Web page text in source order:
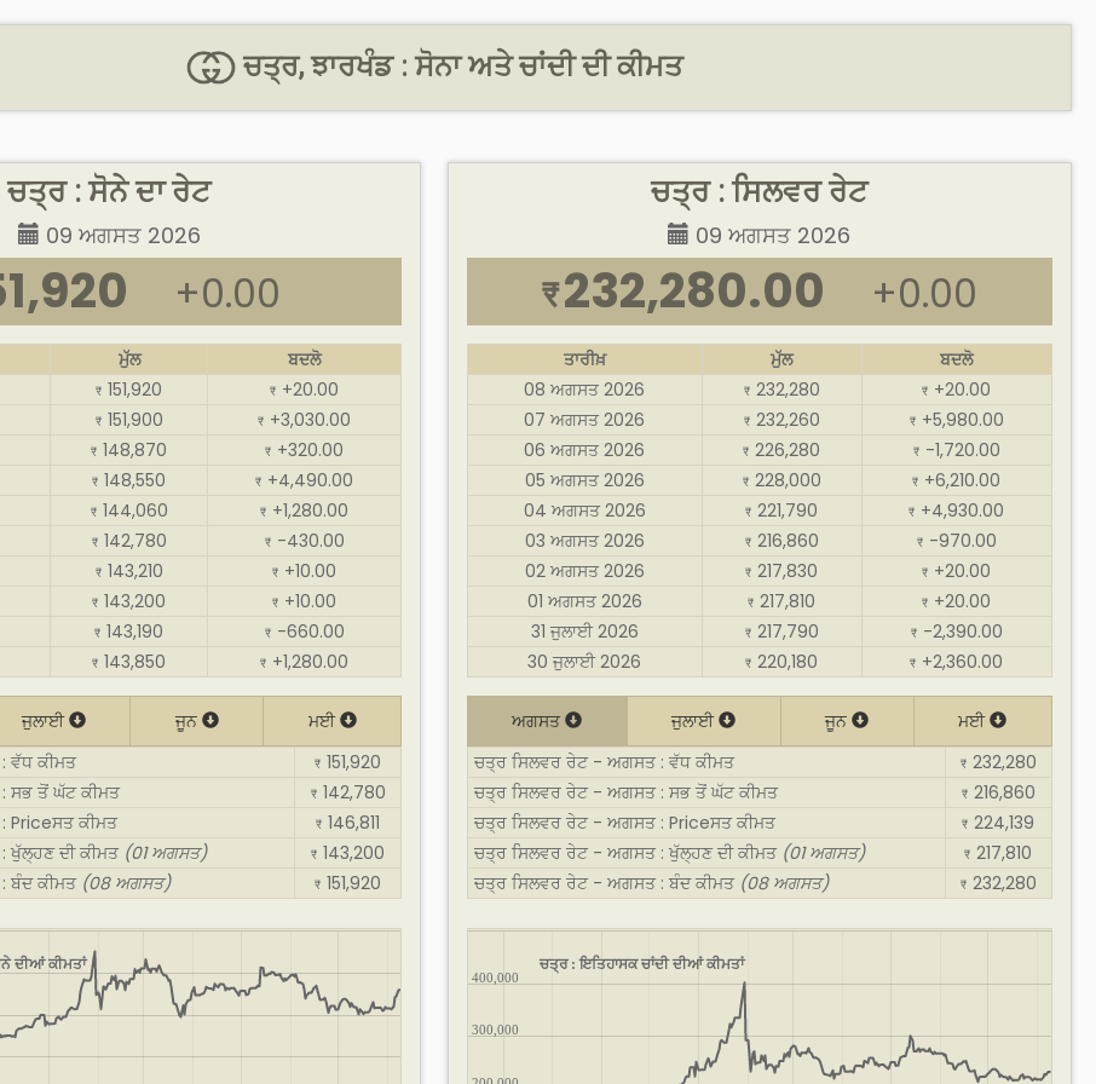
ਚਤ੍ਰ, ਝਾਰਖੰਡ : ਸੋਨਾ ਅਤੇ ਚਾਂਦੀ ਦੀ ਕੀਮਤ
ਚਤ੍ਰ : ਸੋਨੇ ਦਾ ਰੇਟ
09 ਅਗਸਤ 2026
+0.00
ਮੁੱਲ
ਬਦਲੋ
₹ 151,920 ₹ +20.00
₹ 151,900 ₹ +3,030.00
₹ 148,870 ₹ +320.00
₹ 148,550 ₹ +4,490.00
₹ 144,060 ₹ +1,280.00
₹ 142,780 ₹ -430.00
₹ 143,210 ₹ +10.00
₹ 143,200 ₹ +10.00
₹ 143,190 ₹ -660.00
₹ 143,850 ₹ +1,280.00
ਜੁਲਾਈ ਜੂਨ
ਮਈ
ਵੱਧ ਕੀਮਤ
₹ 151,920
ਸਭ ਤੋਂ ਘੱਟ ਕੀਮਤ
₹ 142,780
Priceਸਤ ਕੀਮਤ
₹ 146,811
ਦੀ ਕੀਮਤ (01 ਅਗਸਤ) ₹ 143,200
ਬੰਦ ਕੀਮਤ (08 ਅਗਸਤ) ₹ 151,920
ਦੀਆਂ ਕੀਮਤਾਂ
ਚਤ੍ਰ : ਸਿਲਵਰ ਰੇਟ
09 ਅਗਸਤ 2026
₹232,280.00 +0.00
ਤਾਰੀਖ਼ ਮੁੱਲ
ਬਦਲੋ
08 ਅਗਸਤ 2026
₹ 232,280 ₹ +20.00
07 ਅਗਸਤ 2026
₹ 232,260 ₹ +5,980.00
06 ਅਗਸਤ 2026
₹ 226,280 ₹ -1,720.00
05 ਅਗਸਤ 2026
₹ 228,000 ₹ +6,210.00
04 ਅਗਸਤ 2026
₹ 221,790 ₹ +4,930.00
03 ਅਗਸਤ 2026
₹ 216,860 ₹ -970.00
02 ਅਗਸਤ 2026
₹ 217,830 ₹ +20.00
01 ਅਗਸਤ 2026
₹ 217,810 ₹ +20.00
31 ਜੁਲਾਈ 2026
₹ 217,790 ₹ -2,390.00
30 ਜੁਲਾਈ 2026
₹ 220,180 ₹ +2,360.00
ਅਗਸਤ ਜੁਲਾਈ ਜੂਨ
ਮਈ
ਚਤ੍ਰ ਸਿਲਵਰ ਰੇਟ - ਅਗਸਤ : ਵੱਧ ਕੀਮਤ
₹ 232,280
ਚਤ੍ਰ ਸਿਲਵਰ ਰੇਟ - ਅਗਸਤ : ਸਭ ਤੋਂ ਘੱਟ ਕੀਮਤ
₹ 216,860
ਚਤ੍ਰ ਸਿਲਵਰ ਰੇਟ - ਅਗਸਤ : Priceਸਤ ਕੀਮਤ
₹ 224,139
ਚਤ੍ਰ ਸਿਲਵਰ ਰੇਟ - ਅਗਸਤ : ਖੁੱਲ੍ਹਣ ਦੀ ਕੀਮਤ (01 ਅਗਸਤ) ₹ 217,810
ਚਤ੍ਰ ਸਿਲਵਰ ਰੇਟ - ਅਗਸਤ : ਬੰਦ ਕੀਮਤ (08 ਅਗਸਤ) ₹ 232,280
ਚਤ੍ਰ : ਇਤਿਹਾਸਕ ਚਾਂਦੀ ਦੀਆਂ ਕੀਮਤਾਂ
300,000
400,000